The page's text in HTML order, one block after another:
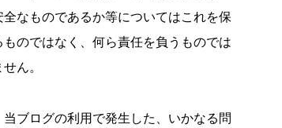
全なものであるか等についてはこれを保
ものではなく、何ら責任を負うものでは
ん。
当ブログの利用で発生した、いかなる問